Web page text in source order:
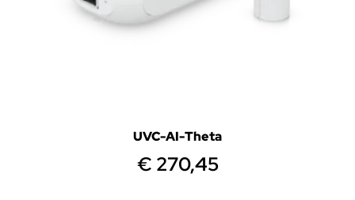
UVC-AI-Theta
€ 270,45